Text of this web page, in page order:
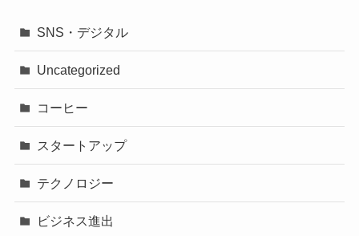
SNS・デジタル
Uncategorized
コーヒー
スタートアップ
テクノロジー
ビジネス進出